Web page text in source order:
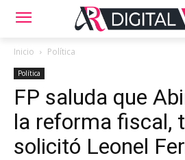
Inicio Política
Política
FP saluda que
la reforma fiscal,
solicitó Leonel